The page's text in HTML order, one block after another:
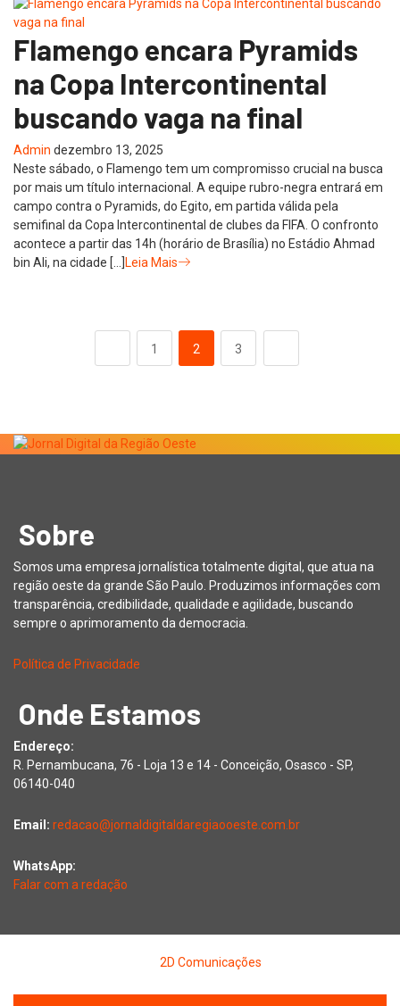
Flamengo encara Pyramids
na Copa Intercontinental
buscando vaga na final
Admin dezembro 13, 2025
Neste sábado, o Flamengo tem um compromisso crucial na busca
por mais um título internacional. A equipe rubro-negra entrará em
campo contra o Pyramids, do Egito, em partida válida pela
semifinal da Copa Intercontinental de clubes da FIFA. O confronto
acontece a partir das 14h (horário de Brasília) no Estádio Ahmad
bin Ali, na cidade […] Leia Mais
1 2 3
Sobre
Somos uma empresa jornalística totalmente digital, que atua na
região oeste da grande São Paulo. Produzimos informações com
transparência, credibilidade, qualidade e agilidade, buscando
sempre o aprimoramento da democracia.
Política de Privacidade
Onde Estamos
Endereço:
R. Pernambucana, 76 - Loja 13 e 14 - Conceição, Osasco - SP,
06140-040
Email: redacao@jornaldigitaldaregiaooeste.com.br
WhatsApp:
Falar com a redação
2D Comunicações